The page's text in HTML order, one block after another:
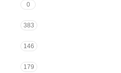
0
383
146
179